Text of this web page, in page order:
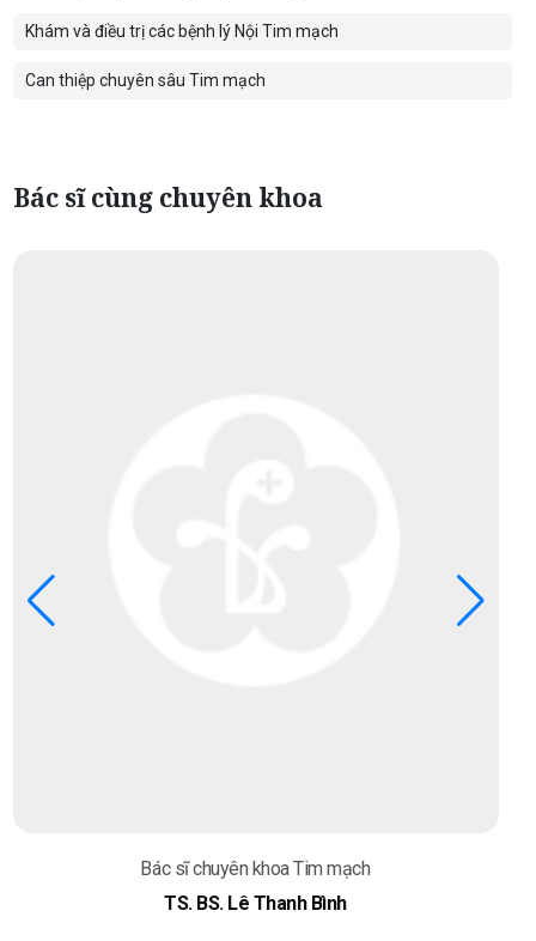
Khám và điều trị các bệnh lý Nội Tim mạch
Can thiệp chuyên sâu Tim mạch
Bác sĩ cùng chuyên khoa
Bác sĩ chuyên khoa Tim mạch
TS. BS. Lê Thanh Bình